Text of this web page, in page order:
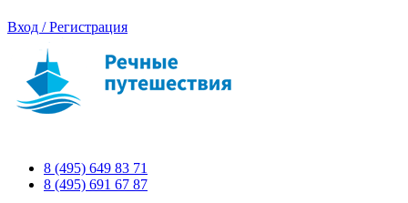
Вход / Регистрация
8 (495) 649 83 71
8 (495) 691 67 87